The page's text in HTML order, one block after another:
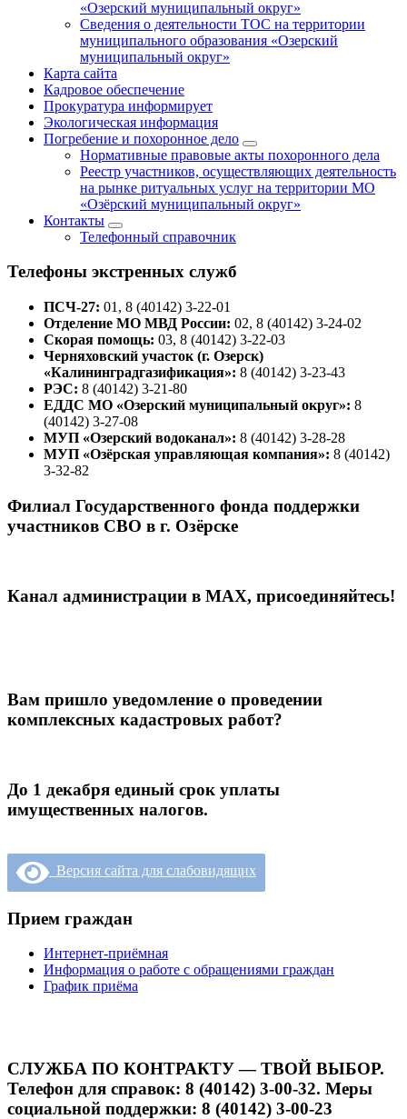
«Озерский муниципальный округ»
Сведения о деятельности ТОС на территории
муниципального образования «Озерский
муниципальный округ»
Карта сайта
Кадровое обеспечение
Прокуратура информирует
Экологическая информация
Погребение и похоронное дело
Нормативные правовые акты похоронного дела
Реестр участников, осуществляющих деятельность
на рынке ритуальных услуг на территории МО
«Озёрский муниципальный округ»
Контакты
Телефонный справочник
Телефоны экстренных служб
ПСЧ-27: 01, 8 (40142) 3-22-01
Отделение МО МВД России: 02, 8 (40142) 3-24-02
Скорая помощь: 03, 8 (40142) 3-22-03
Черняховский участок (г. Озерск)
«Калининградгазификация»: 8 (40142) 3-23-43
РЭС: 8 (40142) 3-21-80
ЕДДС МО «Озерский муниципальный округ»: 8
(40142) 3-27-08
МУП «Озерский водоканал»: 8 (40142) 3-28-28
МУП «Озёрская управляющая компания»: 8 (40142)
3-32-82
Филиал Государственного фонда поддержки
участников СВО в г. Озёрске
Канал администрации в МАХ, присоединяйтесь!
Вам пришло уведомление о проведении
комплексных кадастровых работ?
До 1 декабря единый срок уплаты
имущественных налогов.
Версия сайта для слабовидящих
Прием граждан
Интернет-приёмная
Информация о работе с обращениями граждан
График приёма
СЛУЖБА ПО КОНТРАКТУ — ТВОЙ ВЫБОР.
Телефон для справок: 8 (40142) 3-00-32. Меры
социальной поддержки: 8 (40142) 3-00-23